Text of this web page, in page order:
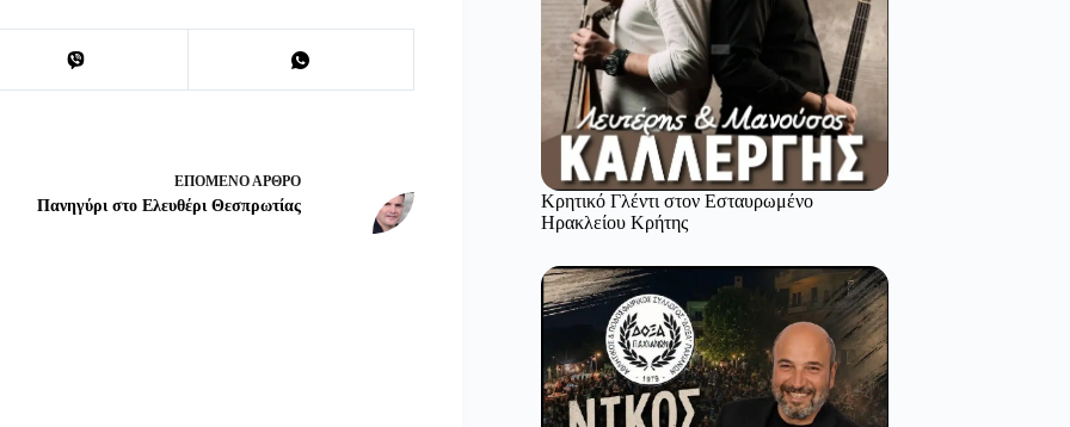
ΕΠΌΜΕΝΟ ΆΡΘΡΟ
Πανηγύρι στο Ελευθέρι Θεσπρωτίας
Κρητικό Γλέντι στον Εσταυρωμένο
Ηρακλείου Κρήτης